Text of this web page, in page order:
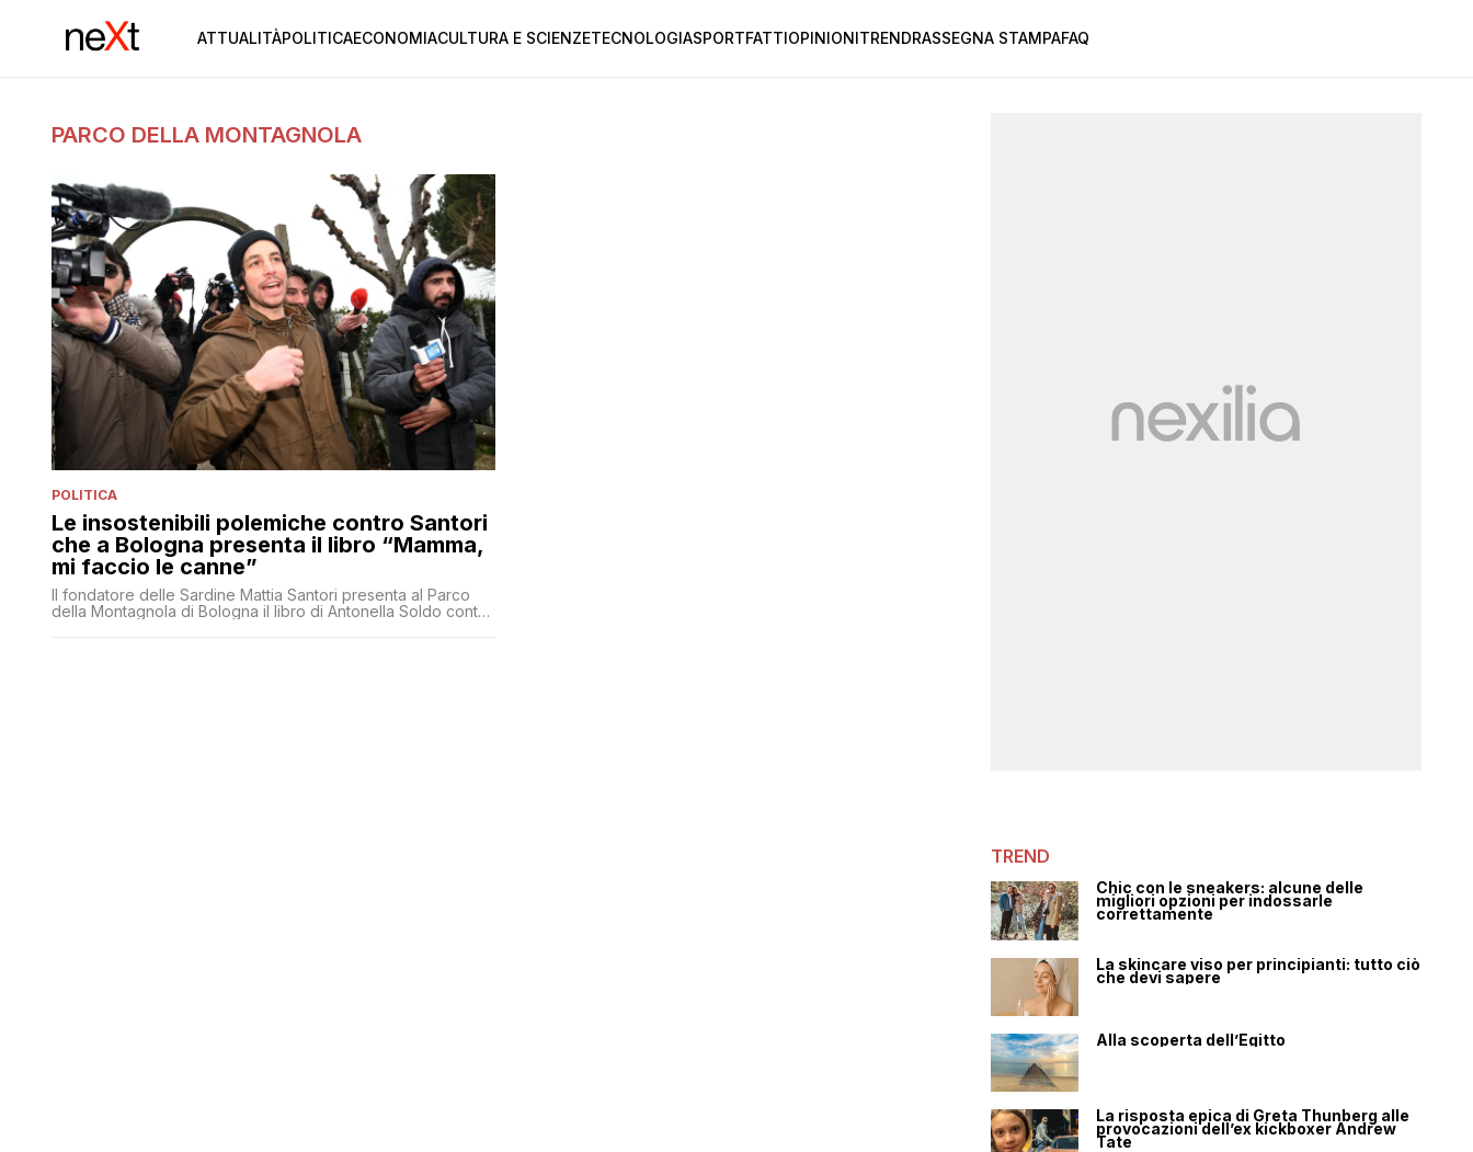
ATTUALITÀPOLITICAECONOMIACULTURA E SCIENZETECNOLOGIASPORTFATTIOPINIONITRENDRASSEGNA STAMPAFAQ
PARCO DELLA MONTAGNOLA
POLITICA
Le insostenibili polemiche contro Santori
che a Bologna presenta il libro “Mamma,
mi faccio le canne”
Il fondatore delle Sardine Mattia Santori presenta al Parco
della Montagnola di Bologna il libro di Antonella Soldo contro
TREND
Chic con le sneakers: alcune delle
migliori opzioni per indossarle
correttamente
La skincare viso per principianti: tutto ciò
che devi sapere
Alla scoperta dell’Egitto
La risposta epica di Greta Thunberg alle
provocazioni dell’ex kickboxer Andrew
Tate